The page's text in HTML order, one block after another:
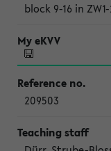
block 9-16 in ZW1-
209503